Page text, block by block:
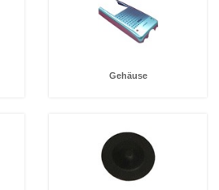
Gehäuse